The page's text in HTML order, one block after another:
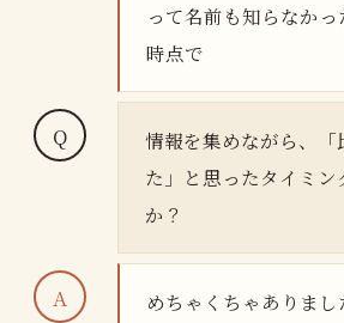
って名前も知らなか
時点で
情報を集めながら、「
た」と思ったタイミン
か？
めちゃくちゃありま